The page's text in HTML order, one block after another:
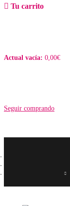
Tu carrito
Actual vacía: 0,00€
Seguir comprando